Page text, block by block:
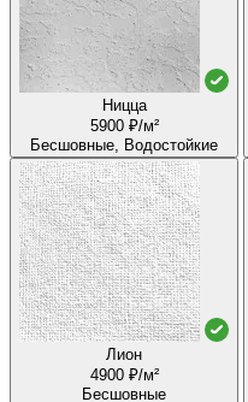
Ницца
5900 ₽/м²
Бесшовные, Водостойкие
Лион
4900 ₽/м²
Бесшовные